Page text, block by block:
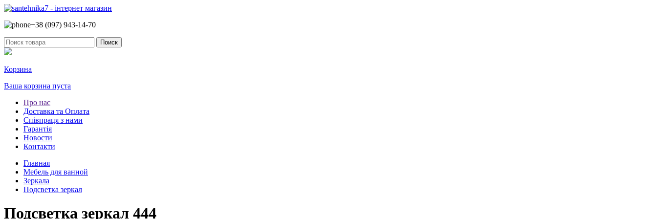
+38 (097) 943-14-70
Корзина
Ваша корзина пуста
Про нас
Доставка та Оплата
Співпраця з нами
Гарантія
Новости
Контакти
Главная
Мебель для ванной
Зеркала
Подсветка зеркал
Подсветка зеркал 444